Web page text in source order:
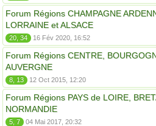
Forum Régions CHAMPAGNE
LORRAINE et ALSACE
20, 34 16 Fév 2020, 16:52
Forum Régions CENTRE,
AUVERGNE
8, 13 12 Oct 2015, 12:20
Forum Régions PAYS de LOIRE,
NORMANDIE
5, 7 04 Mai 2017, 20:32